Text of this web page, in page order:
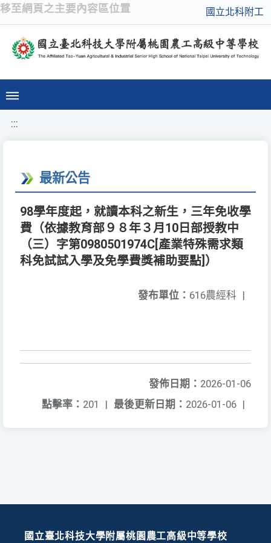
移至網頁之主要內容區位置 國立北科附工
:::
最新公告
98學年度起，就讀本科之新生，三年免收學
費（依據教育部９８年３月10日部授教中
（三）字第0980501974C[產業特殊需求類
科免試試入學及免學費獎補助要點]）
發布單位： 616農經科 |
發佈日期： 2026-01-06
最後更新日期： 2026-01-06 |
點擊率： 201 |
國立臺北科技大學附屬桃園農工高級中等學校